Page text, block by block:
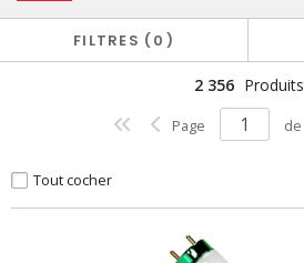
FILTRES 0
2 356 Produits
Page de
Tout cocher